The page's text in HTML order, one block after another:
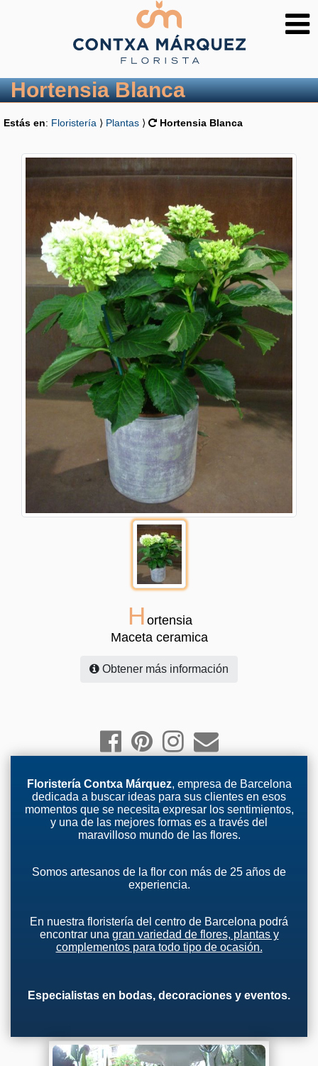
Hortensia Blanca
Estás en: Floristería ⟩ Plantas ⟩ Hortensia Blanca
H ortensia
Maceta ceramica
Obtener más información
Floristería Contxa Márquez, empresa de Barcelona
dedicada a buscar ideas para sus clientes en esos
momentos que se necesita expresar los sentimientos,
y una de las mejores formas es a través del
maravilloso mundo de las flores.
Somos artesanos de la flor con más de 25 años de
experiencia.
En nuestra floristería del centro de Barcelona podrá
encontrar una gran variedad de flores, plantas y
complementos para todo tipo de ocasión.
Especialistas en bodas, decoraciones y eventos.